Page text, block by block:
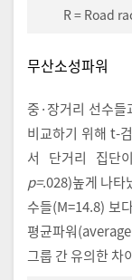
R = Road
무산소성파워
중·장거리 선수
비교하기 위해 t-
서 단거리 집단
p=.028)높게 나타
수들(M=14.8) 보
평균파워
그룹 간 유의한 차